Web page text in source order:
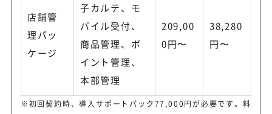
店舗管
理パッ
ケージ
子カルテ、モ
バイル受付、
商品管理、ポ
イント管理、
本部管理
209,00
0円〜
38,280
円〜
※初回契約時、導入サポートパック77,000円が必要です。料